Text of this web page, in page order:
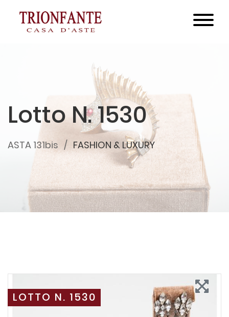
Lotto N. 1530
ASTA 131bis FASHION & LUXURY
LOTTO N. 1530